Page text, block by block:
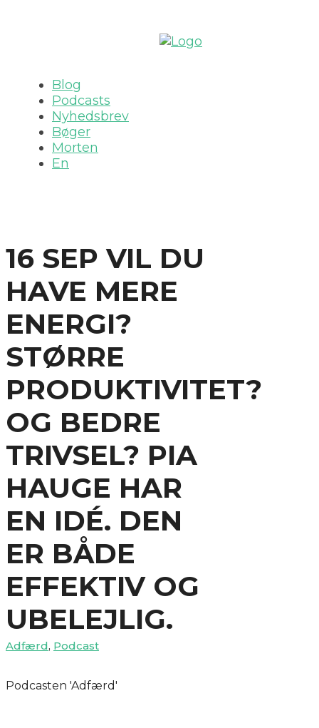
Blog
Podcasts
Nyhedsbrev
Bøger
Morten
En
16 SEP VIL DU
HAVE MERE
ENERGI?
STØRRE
PRODUKTIVITET?
OG BEDRE
TRIVSEL? PIA
HAUGE HAR
EN IDÉ. DEN
ER BÅDE
EFFEKTIV OG
UBELEJLIG.
Adfærd, Podcast
Podcasten 'Adfærd'